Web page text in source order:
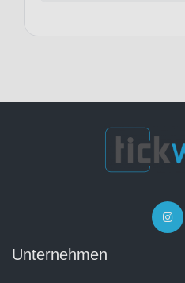
Unternehmen